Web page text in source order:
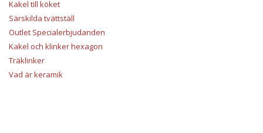
Kakel till köket
Särskilda tvättställ
Outlet Specialerbjudanden
Kakel och klinker hexagon
Träklinker
Vad är keramik